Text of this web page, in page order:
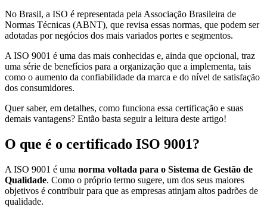
No Brasil, a ISO é representada pela Associação Brasileira de
Normas Técnicas (ABNT), que revisa essas normas, que podem ser
adotadas por negócios dos mais variados portes e segmentos.
A ISO 9001 é uma das mais conhecidas e, ainda que opcional, traz
uma série de benefícios para a organização que a implementa, tais
como o aumento da confiabilidade da marca e do nível de satisfação
dos consumidores.
Quer saber, em detalhes, como funciona essa certificação e suas
demais vantagens? Então basta seguir a leitura deste artigo!
O que é o certificado ISO 9001?
A ISO 9001 é uma norma voltada para o Sistema de Gestão de
Qualidade. Como o próprio termo sugere, um dos seus maiores
objetivos é contribuir para que as empresas atinjam altos padrões de
qualidade.